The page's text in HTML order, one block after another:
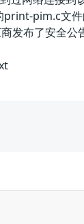
pim.c文件
发布了安全